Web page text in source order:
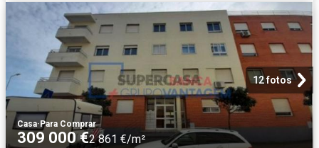
12 fotos
Casa· Para Comprar
309 000 €2 861 €/m²